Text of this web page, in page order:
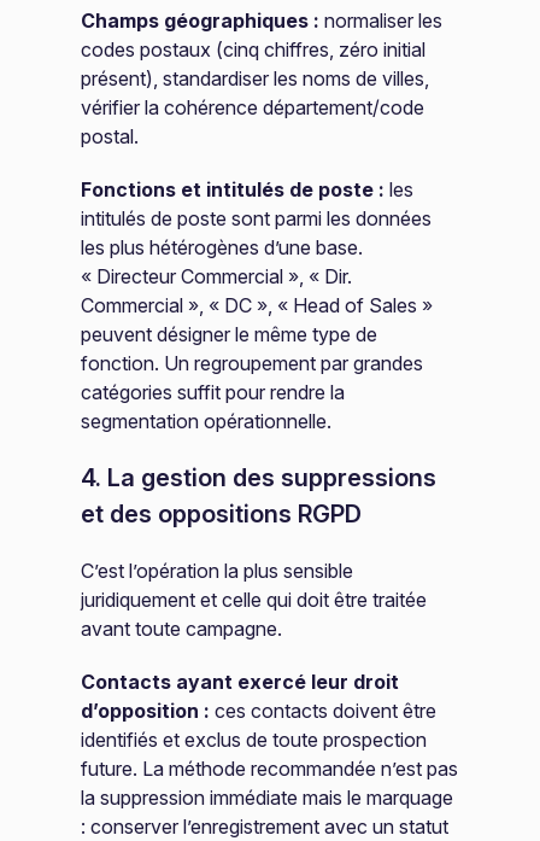
Champs géographiques : normaliser les
codes postaux (cinq chiffres, zéro initial
présent), standardiser les noms de villes,
vérifier la cohérence département/code
postal.
Fonctions et intitulés de poste : les
intitulés de poste sont parmi les données
les plus hétérogènes d’une base.
« Directeur Commercial », « Dir.
Commercial », « DC », « Head of Sales »
peuvent désigner le même type de
fonction. Un regroupement par grandes
catégories suffit pour rendre la
segmentation opérationnelle.
4. La gestion des suppressions
et des oppositions RGPD
C’est l’opération la plus sensible
juridiquement et celle qui doit être traitée
avant toute campagne.
Contacts ayant exercé leur droit
d’opposition : ces contacts doivent être
identifiés et exclus de toute prospection
future. La méthode recommandée n’est pas
la suppression immédiate mais le marquage
: conserver l’enregistrement avec un statut